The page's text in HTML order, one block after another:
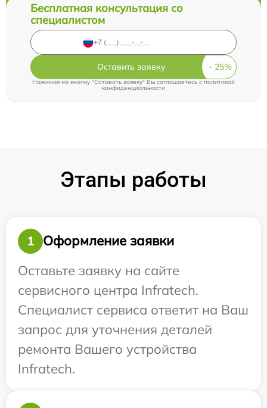
Бесплатная консультация со
специалистом
Оставить заявку
Нажимая на кнопку "Оставить заявку" Вы соглашаетесь cполитикой
конфиденциальности
Этапы работы
1
Оформление заявки
Оставьте заявку на сайте
сервисного центра Infratech.
Специалист сервиса ответит на Ваш
запрос для уточнения деталей
ремонта Вашего устройства
Infratech.